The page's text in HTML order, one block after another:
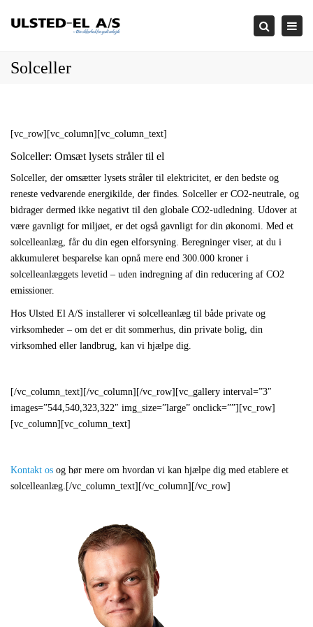
Search
Solceller
[vc_row][vc_column][vc_column_text]
Solceller: Omsæt lysets stråler til el
Solceller, der omsætter lysets stråler til elektricitet, er den bedste og
reneste vedvarende energikilde, der findes. Solceller er CO2-neutrale, og
bidrager dermed ikke negativt til den globale CO2-udledning. Udover at
være gavnligt for miljøet, er det også gavnligt for din økonomi. Med et
solcelleanlæg, får du din egen elforsyning. Beregninger viser, at du i
akkumuleret besparelse kan opnå mere end 300.000 kroner i
solcelleanlæggets levetid – uden indregning af din reducering af CO2
emissioner.
Hos Ulsted El A/S installerer vi solcelleanlæg til både private og
virksomheder – om det er dit sommerhus, din private bolig, din
virksomhed eller landbrug, kan vi hjælpe dig.
[/vc_column_text][/vc_column][/vc_row][vc_gallery interval=”3″
images=”544,540,323,322″ img_size=”large” onclick=””][vc_row]
[vc_column][vc_column_text]
Kontakt os og hør mere om hvordan vi kan hjælpe dig med etablere et
solcelleanlæg.[/vc_column_text][/vc_column][/vc_row]